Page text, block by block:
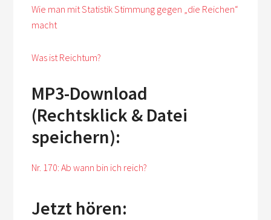
Wie man mit Statistik Stimmung gegen „die Reichen“
macht
Was ist Reichtum?
MP3-Download
(Rechtsklick & Datei
speichern):
Nr. 170: Ab wann bin ich reich?
Jetzt hören: